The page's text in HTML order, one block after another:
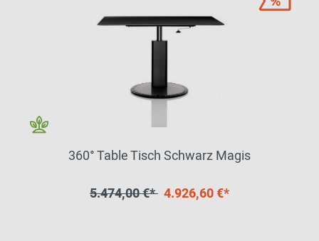
360° Table Tisch Schwarz Magis
5.474,00 €* 4.926,60 €*